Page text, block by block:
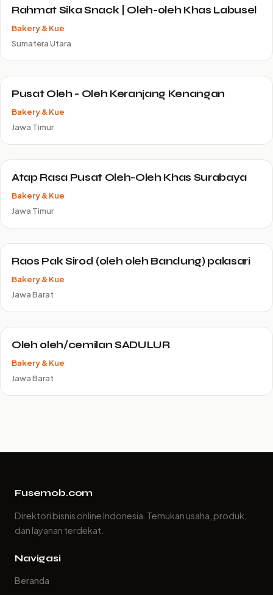
Rahmat Sika Snack | Oleh-oleh Khas Labusel
Bakery & Kue
Sumatera Utara
Pusat Oleh - Oleh Keranjang Kenangan
Bakery & Kue
Jawa Timur
Atap Rasa Pusat Oleh-Oleh Khas Surabaya
Bakery & Kue
Jawa Timur
Raos Pak Sirod (oleh oleh Bandung) palasari
Bakery & Kue
Jawa Barat
Oleh oleh/cemilan SADULUR
Bakery & Kue
Jawa Barat
Fusemob.com
Direktori bisnis online Indonesia. Temukan usaha, produk,
dan layanan terdekat.
Navigasi
Beranda